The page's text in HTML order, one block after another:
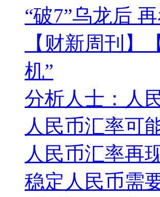
“破7”乌龙后
【财新周刊】
机”
分析人士：人
人民币汇率可
人民币汇率再
稳定人民币需